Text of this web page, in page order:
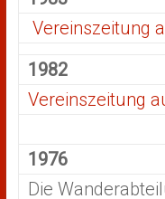
Vereinszeitung
1982
Vereinszeitung
1976
Die